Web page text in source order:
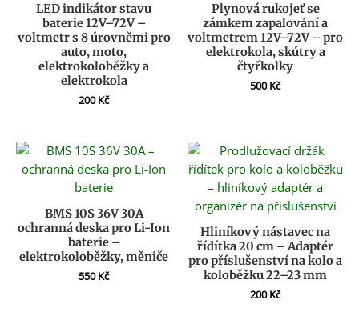
LED indikátor stavu
baterie 12V–72V –
voltmetr s 8 úrovněmi pro
auto, moto,
elektrokoloběžky a
elektrokola
200Kč
Plynová rukojeť se
zámkem zapalování a
voltmetrem 12V–72V – pro
elektrokola, skútry a
čtyřkolky
500Kč
BMS 10S 36V 30A
ochranná deska pro Li-Ion
baterie –
elektrokoloběžky, měniče
550Kč
Hliníkový nástavec na
řídítka 20 cm – Adaptér
pro příslušenství na kolo a
koloběžku 22–23 mm
200Kč